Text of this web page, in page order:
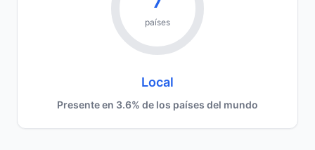
países
Local
Presente en 3.6% de los países del mundo